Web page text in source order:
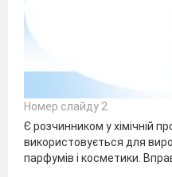
Номер слайду 2
Є розчинником у хімічній
використовується для
парфумів і косметики.